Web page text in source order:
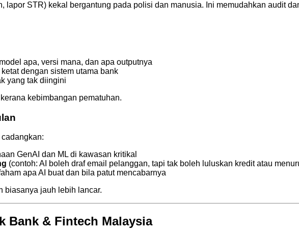
lapor STR) kekal bergantung pada polisi dan manusia. Ini memudahkan audit
apa, versi mana, dan apa outputnya
dengan sistem utama bank
yang tak diingini
kebimbangan pematuhan.
GenAI dan ML di kawasan kritikal
(contoh: AI boleh draf email pelanggan, tapi tak boleh luluskan kredit atau
apa AI buat dan bila patut mencabarnya
biasanya jauh lebih lancar.
Bank & Fintech Malaysia